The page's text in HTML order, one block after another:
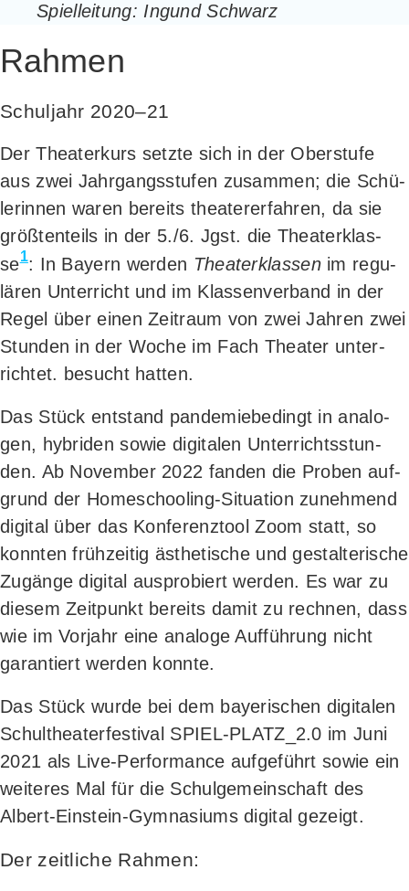
Spiel­lei­tung: Ingund Schwarz
Rahmen
Schuljahr 2020–21
Der Thea­ter­kurs setz­te sich in der Ober­stu­fe
aus zwei Jahr­gangs­stu­fen zusam­men; die Schü­
le­rin­nen waren bereits thea­ter­er­fah­ren, da sie
größ­ten­teils in der 5./6. Jgst. die Thea­ter­klas­
se1: In Bay­ern wer­den Thea­ter­klas­senim regu­
lä­ren Unter­richt und im Klas­sen­ver­band in der
Regel über einen Zeit­raum von zwei Jah­ren zwei
Stun­den in der Woche im Fach Thea­ter unter­
rich­tet. besucht hatten.
Das Stück ent­stand pan­de­mie­be­dingt in ana­lo­
gen, hybri­den sowie digi­ta­len Unter­richts­stun­
den. Ab Novem­ber 2022 fan­den die Pro­ben auf­
grund der Home­schoo­ling-Situa­ti­on zuneh­mend
digi­tal über das Kon­fe­renz­tool Zoom statt, so
konn­ten früh­zei­tig ästhe­ti­sche und gestal­te­ri­sche
Zugän­ge digi­tal aus­pro­biert wer­den. Es war zu
die­sem Zeit­punkt bereits damit zu rech­nen, dass
wie im Vor­jahr eine ana­lo­ge Auf­füh­rung nicht
garan­tiert wer­den konnte.
Das Stück wur­de bei dem baye­ri­schen digi­ta­len
Schul­thea­ter­fes­ti­val SPIEL-PLATZ_2.0 im Juni
2021 als Live-Per­for­mance auf­ge­führt sowie ein
wei­te­res Mal für die Schul­ge­mein­schaft des
Albert-Ein­stein-Gym­na­si­ums digi­tal gezeigt.
Der zeitliche Rahmen: